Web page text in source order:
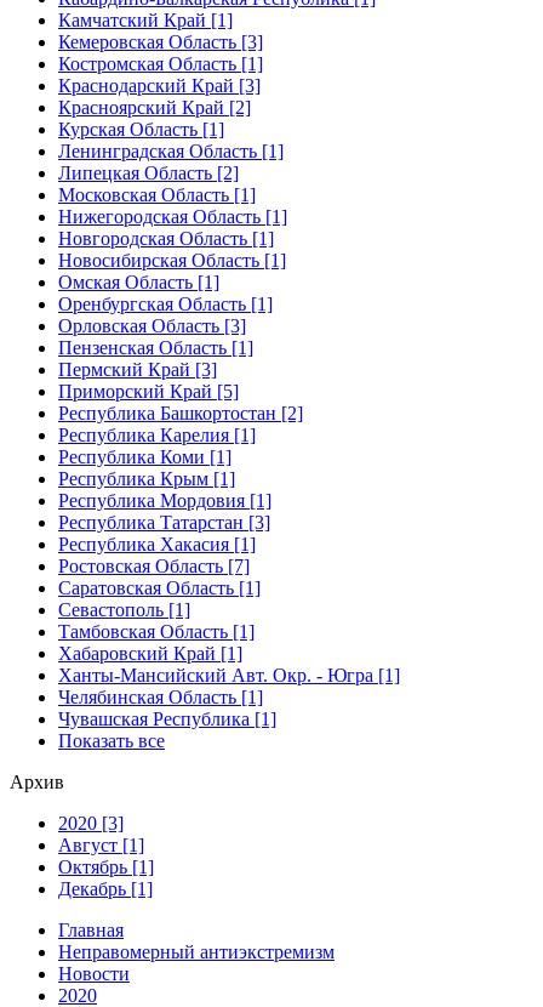
Камчатский Край [1]
Кемеровская Область [3]
Костромская Область [1]
Краснодарский Край [3]
Красноярский Край [2]
Курская Область [1]
Ленинградская Область [1]
Липецкая Область [2]
Московская Область [1]
Нижегородская Область [1]
Новгородская Область [1]
Новосибирская Область [1]
Омская Область [1]
Оренбургская Область [1]
Орловская Область [3]
Пензенская Область [1]
Пермский Край [3]
Приморский Край [5]
Республика Башкортостан [2]
Республика Карелия [1]
Республика Коми [1]
Республика Крым [1]
Республика Мордовия [1]
Республика Татарстан [3]
Республика Хакасия [1]
Ростовская Область [7]
Саратовская Область [1]
Севастополь [1]
Тамбовская Область [1]
Хабаровский Край [1]
Ханты-Мансийский Авт. Окр. - Югра [1]
Челябинская Область [1]
Чувашская Республика [1]
Показать все
Архив
2020 [3]
Август [1]
Октябрь [1]
Декабрь [1]
Главная
Неправомерный антиэкстремизм
Новости
2020